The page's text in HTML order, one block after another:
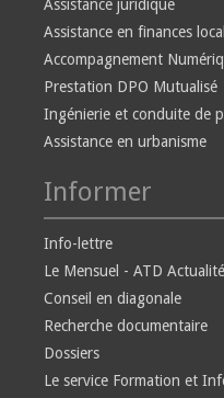
Assistance juridique
Assistance en finances
Accompagnement
Prestation DPO Mutualisé
Ingénierie et conduite de
Assistance en urbanisme
Informer
Info-lettre
Le Mensuel - ATD Actualité
Conseil en diagonale
Recherche documentaire
Dossiers
Le service Formation et